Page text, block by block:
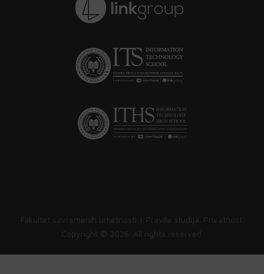
Fakultet savremenih umetnosti |
2026. All rights reserved.